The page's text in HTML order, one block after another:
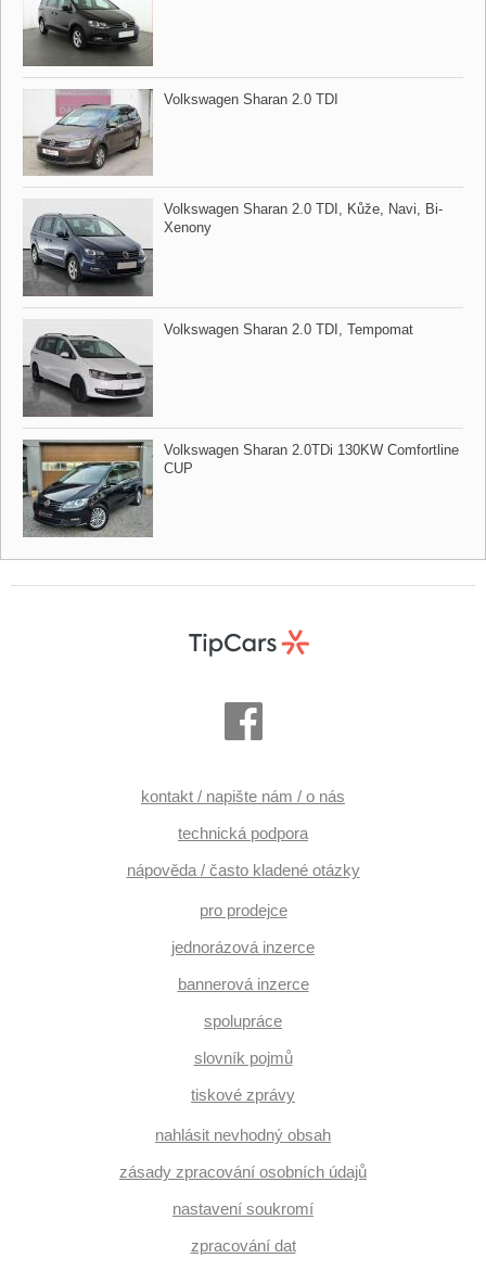
Volkswagen Sharan 2.0 TDI
Volkswagen Sharan 2.0 TDI,​ Kůže,​ Navi,​ Bi​-
Xenony
Volkswagen Sharan 2.0 TDI,​ Tempomat
Volkswagen Sharan 2.0TDi 130KW Comfortline
CUP
kontakt / napište nám / o nás
technická podpora
nápověda / často kladené otázky
pro prodejce
jednorázová inzerce
bannerová inzerce
spolupráce
slovník pojmů
tiskové zprávy
nahlásit nevhodný obsah
zásady zpracování osobních údajů
nastavení soukromí
zpracování dat